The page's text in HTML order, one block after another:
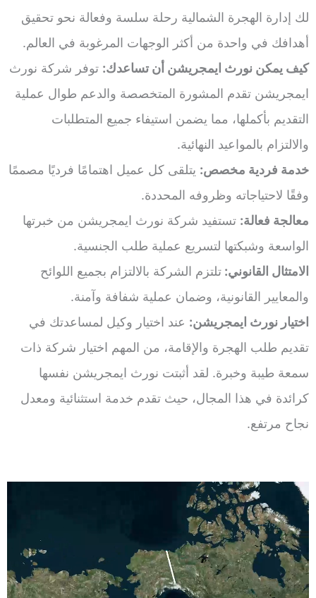
لك إدارة الهجرة الشمالية رحلة سلسة وفعالة نحو تحقيق
أهدافك في واحدة من أكثر الوجهات المرغوبة في العالم.
كيف يمكن نورث ايمجريشن أن تساعدك: توفر شركة نورث
ايمجريشن تقدم المشورة المتخصصة والدعم طوال عملية
التقديم بأكملها، مما يضمن استيفاء جميع المتطلبات
والالتزام بالمواعيد النهائية.
خدمة فردية مخصص: يتلقى كل عميل اهتمامًا فرديًا مصممًا
وفقًا لاحتياجاته وظروفه المحددة.
معالجة فعالة: تستفيد شركة نورث ايمجريشن من خبرتها
الواسعة وشبكتها لتسريع عملية طلب الجنسية.
الامتثال القانوني: تلتزم الشركة بالالتزام بجميع اللوائح
والمعايير القانونية، وضمان عملية شفافة وآمنة.
اختيار نورث ايمجريشن: عند اختيار وكيل لمساعدتك في
تقديم طلب الهجرة والإقامة، من المهم اختيار شركة ذات
سمعة طيبة وخبرة. لقد أثبتت نورث ايمجريشن نفسها
كرائدة في هذا المجال، حيث تقدم خدمة استثنائية ومعدل
نجاح مرتفع.